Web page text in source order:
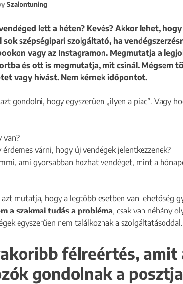
Szalontuning
lett a héten? Kevés? Akkor lehet,
sok szépségipari szolgáltató, ha
vagy az Instagramon. Megmutatja a
és ott is megmutatja, mit csinál. Mégsem
vagy hívást. Nem kérnek időpontot.
gondolni, hogy egyszerűen „ilyen a piac”. Vagy
van?
várni, hogy új vendégek jelentkezzenek?
ami gyorsabban hozhat vendéget, mint a
mutatja, hogy a legtöbb esetben van lehetőség
a szakmai tudás a probléma, csak van néhány
egyszerűen nem találkoznak a szolgáltatásoddal.
félreértés, amit
gondolnak a